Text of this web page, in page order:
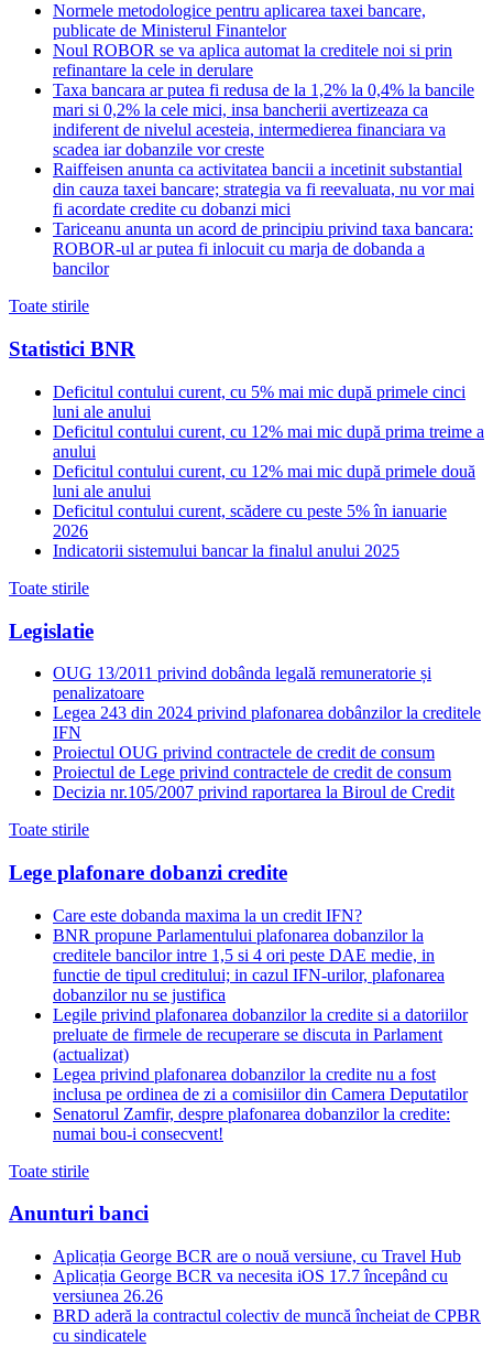
Normele metodologice pentru aplicarea taxei bancare,
publicate de Ministerul Finantelor
Noul ROBOR se va aplica automat la creditele noi si prin
refinantare la cele in derulare
Taxa bancara ar putea fi redusa de la 1,2% la 0,4% la bancile
mari si 0,2% la cele mici, insa bancherii avertizeaza ca
indiferent de nivelul acesteia, intermedierea financiara va
scadea iar dobanzile vor creste
Raiffeisen anunta ca activitatea bancii a incetinit substantial
din cauza taxei bancare; strategia va fi reevaluata, nu vor mai
fi acordate credite cu dobanzi mici
Tariceanu anunta un acord de principiu privind taxa bancara:
ROBOR-ul ar putea fi inlocuit cu marja de dobanda a
bancilor
Toate stirile
Statistici BNR
Deficitul contului curent, cu 5% mai mic după primele cinci
luni ale anului
Deficitul contului curent, cu 12% mai mic după prima treime a
anului
Deficitul contului curent, cu 12% mai mic după primele două
luni ale anului
Deficitul contului curent, scădere cu peste 5% în ianuarie
2026
Indicatorii sistemului bancar la finalul anului 2025
Toate stirile
Legislatie
OUG 13/2011 privind dobânda legală remuneratorie și
penalizatoare
Legea 243 din 2024 privind plafonarea dobânzilor la creditele
IFN
Proiectul OUG privind contractele de credit de consum
Proiectul de Lege privind contractele de credit de consum
Decizia nr.105/2007 privind raportarea la Biroul de Credit
Toate stirile
Lege plafonare dobanzi credite
Care este dobanda maxima la un credit IFN?
BNR propune Parlamentului plafonarea dobanzilor la
creditele bancilor intre 1,5 si 4 ori peste DAE medie, in
functie de tipul creditului; in cazul IFN-urilor, plafonarea
dobanzilor nu se justifica
Legile privind plafonarea dobanzilor la credite si a datoriilor
preluate de firmele de recuperare se discuta in Parlament
(actualizat)
Legea privind plafonarea dobanzilor la credite nu a fost
inclusa pe ordinea de zi a comisiilor din Camera Deputatilor
Senatorul Zamfir, despre plafonarea dobanzilor la credite:
numai bou-i consecvent!
Toate stirile
Anunturi banci
Aplicația George BCR are o nouă versiune, cu Travel Hub
Aplicația George BCR va necesita iOS 17.7 începând cu
versiunea 26.26
BRD aderă la contractul colectiv de muncă încheiat de CPBR
cu sindicatele